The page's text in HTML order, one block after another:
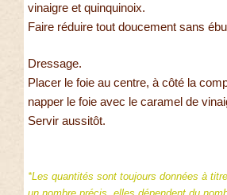
vinaigre et quinquinoix.
Faire réduire tout doucement sans
Dressage.
Placer le foie au centre, à côté la
napper le foie avec le caramel de
Servir aussitôt.
*Les quantités sont toujours données à